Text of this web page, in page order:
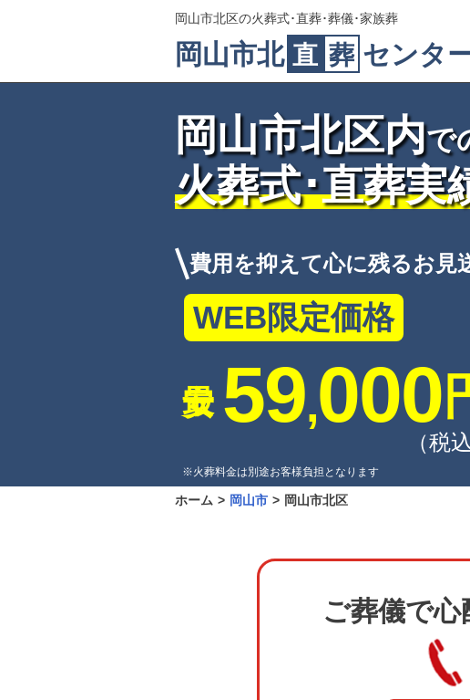
岡山市北区の火葬式･直葬･葬儀･家族葬
岡山市北 直 葬 センタ
岡山市北区内で
火葬式･直葬実
費用を抑えて心に残るお見
WEB限定価格
59,000
（税
※火葬料金は別途お客様負担となります
ホーム > 岡山市 > 岡山市北区
ご葬儀で心